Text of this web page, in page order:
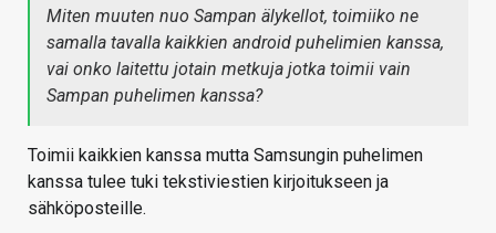
Miten muuten nuo Sampan älykellot, toimiiko ne
samalla tavalla kaikkien android puhelimien kanssa,
vai onko laitettu jotain metkuja jotka toimii vain
Sampan puhelimen kanssa?
Toimii kaikkien kanssa mutta Samsungin puhelimen
kanssa tulee tuki tekstiviestien kirjoitukseen ja
sähköposteille.